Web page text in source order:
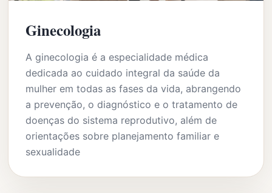
Ginecologia
A ginecologia é a especialidade médica
dedicada ao cuidado integral da saúde da
mulher em todas as fases da vida, abrangendo
a prevenção, o diagnóstico e o tratamento de
doenças do sistema reprodutivo, além de
orientações sobre planejamento familiar e
sexualidade